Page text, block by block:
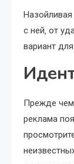
с ней‚ от
вариант
Прежде чем
реклама